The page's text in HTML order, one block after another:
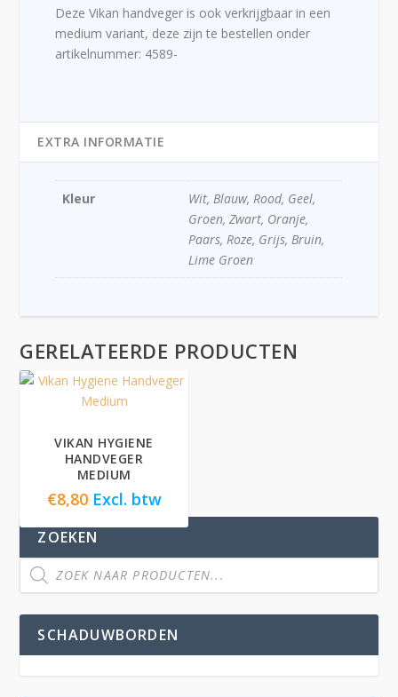
Deze Vikan handveger is ook verkrijgbaar in een
medium variant, deze zijn te bestellen onder
artikelnummer: 4589-
EXTRA INFORMATIE
Kleur
Wit, Blauw, Rood, Geel,
Groen, Zwart, Oranje,
Paars, Roze, Grijs, Bruin,
Lime Groen
GERELATEERDE PRODUCTEN
VIKAN HYGIENE
HANDVEGER
MEDIUM
€8,80 Excl. btw
ZOEKEN
SCHADUWBORDEN